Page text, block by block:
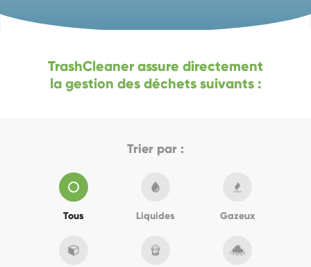
TrashCleaner assure directement
la gestion des déchets suivants :
Trier par :
Tous Liquides Gazeux